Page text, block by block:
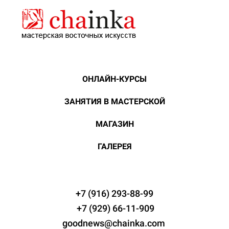
ОНЛАЙН-КУРСЫ
ЗАНЯТИЯ В МАСТЕРСКОЙ
МАГАЗИН
ГАЛЕРЕЯ
+7 (916) 293-88-99
+7 (929) 66-11-909
goodnews@chainka.com